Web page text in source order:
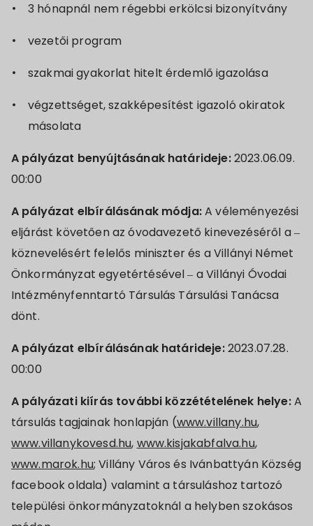
3 hónapnál nem régebbi erkölcsi bizonyítvány
vezetői program
szakmai gyakorlat hitelt érdemlő igazolása
végzettséget, szakképesítést igazoló okiratok
másolata
A pályázat benyújtásának határideje:2023.06.09.
00:00
A pályázat elbírálásának módja:A véleményezési
eljárást követően az óvodavezető kinevezéséről a –
köznevelésért felelős miniszter és a Villányi Német
Önkormányzat egyetértésével – a Villányi Óvodai
Intézményfenntartó Társulás Társulási Tanácsa
dönt.
A pályázat elbírálásának határideje:2023.07.28.
00:00
A pályázati kiírás további közzétételének helye:A
társulás tagjainak honlapján (www.villany.hu,
www.villanykovesd.hu, www.kisjakabfalva.hu,
www.marok.hu; Villány Város és Ivánbattyán Község
facebook oldala) valamint a társuláshoz tartozó
települési önkormányzatoknál a helyben szokásos